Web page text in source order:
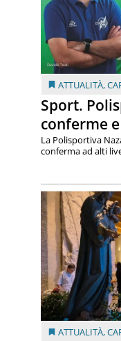
ATTUALITÀ,
Sport.
conferme
La Polisportiva
conferma ad alti
ATTUALITÀ,